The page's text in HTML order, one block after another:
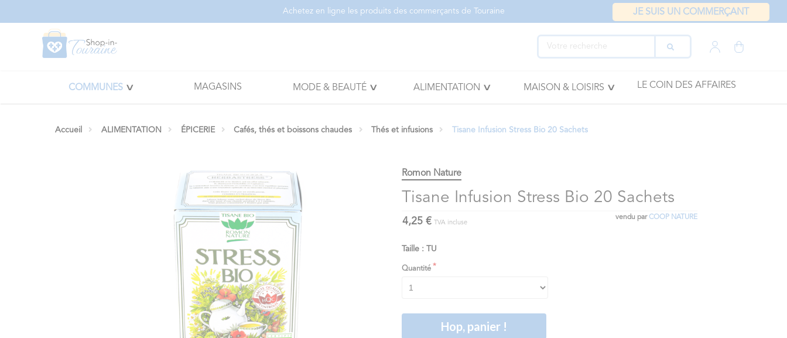
Achetez en ligne les produits des commerçants de Touraine JE SUIS UN COMMERÇANT
COMMUNES MAGASINS MODE & BEAUTÉ ALIMENTATION MAISON & LOISIRS LE COIN DES AFFAIRES
Accueil ALIMENTATION ÉPICERIE Cafés, thés et boissons chaudes Thés et infusions Tisane Infusion Stress Bio 20 Sachets
Romon Nature
Tisane Infusion Stress Bio 20 Sachets
vendu parCOOP NATURE
4,25 € TVA incluse
Taille : TU
Quantité
Hop, panier !